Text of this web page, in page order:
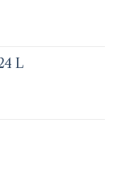
L